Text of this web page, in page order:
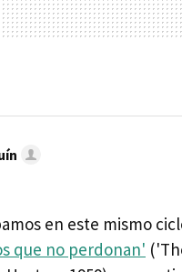
en este mismo
que no perdonan'